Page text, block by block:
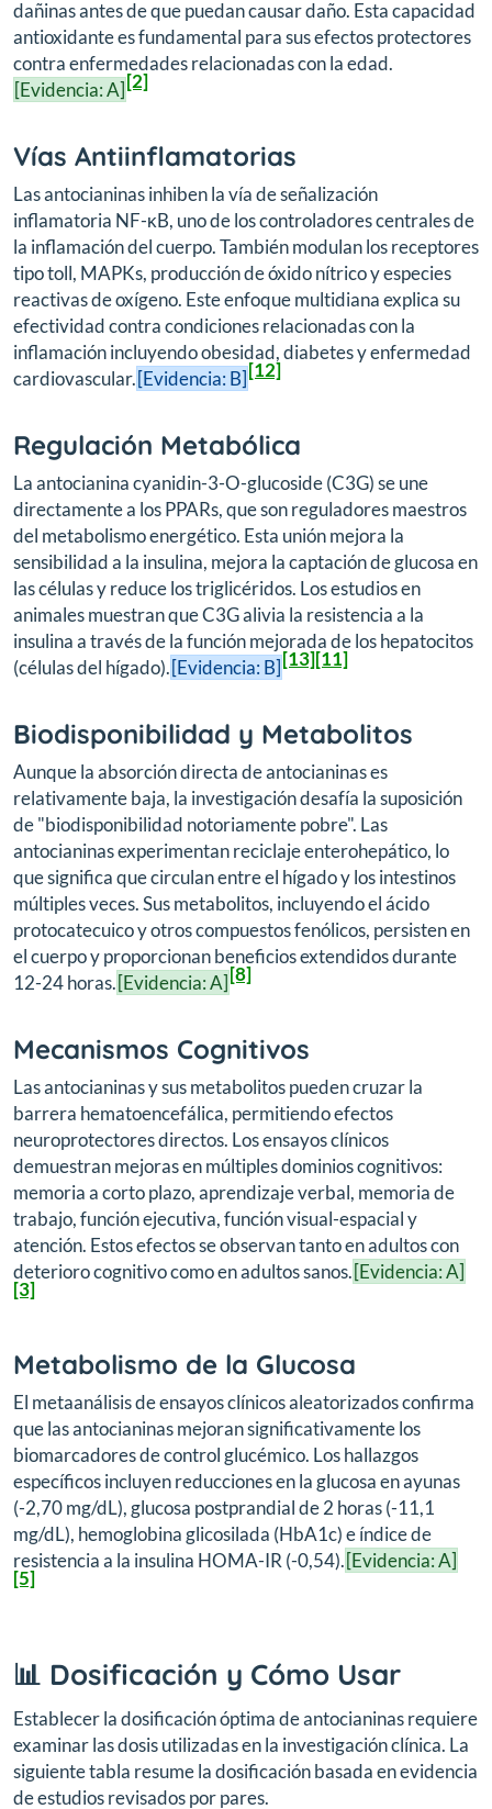
dañinas antes de que puedan causar daño. Esta capacidad
antioxidante es fundamental para sus efectos protectores
contra enfermedades relacionadas con la edad.
[Evidencia: A][2]
Vías Antiinflamatorias
Las antocianinas inhiben la vía de señalización
inflamatoria NF-κB, uno de los controladores centrales de
la inflamación del cuerpo. También modulan los receptores
tipo toll, MAPKs, producción de óxido nítrico y especies
reactivas de oxígeno. Este enfoque multidiana explica su
efectividad contra condiciones relacionadas con la
inflamación incluyendo obesidad, diabetes y enfermedad
cardiovascular.[Evidencia: B][12]
Regulación Metabólica
La antocianina cyanidin-3-O-glucoside (C3G) se une
directamente a los PPARs, que son reguladores maestros
del metabolismo energético. Esta unión mejora la
sensibilidad a la insulina, mejora la captación de glucosa en
las células y reduce los triglicéridos. Los estudios en
animales muestran que C3G alivia la resistencia a la
insulina a través de la función mejorada de los hepatocitos
(células del hígado).[Evidencia: B][13][11]
Biodisponibilidad y Metabolitos
Aunque la absorción directa de antocianinas es
relativamente baja, la investigación desafía la suposición
de "biodisponibilidad notoriamente pobre". Las
antocianinas experimentan reciclaje enterohepático, lo
que significa que circulan entre el hígado y los intestinos
múltiples veces. Sus metabolitos, incluyendo el ácido
protocatecuico y otros compuestos fenólicos, persisten en
el cuerpo y proporcionan beneficios extendidos durante
12-24 horas.[Evidencia: A][8]
Mecanismos Cognitivos
Las antocianinas y sus metabolitos pueden cruzar la
barrera hematoencefálica, permitiendo efectos
neuroprotectores directos. Los ensayos clínicos
demuestran mejoras en múltiples dominios cognitivos:
memoria a corto plazo, aprendizaje verbal, memoria de
trabajo, función ejecutiva, función visual-espacial y
atención. Estos efectos se observan tanto en adultos con
deterioro cognitivo como en adultos sanos.[Evidencia: A]
[3]
Metabolismo de la Glucosa
El metaanálisis de ensayos clínicos aleatorizados confirma
que las antocianinas mejoran significativamente los
biomarcadores de control glucémico. Los hallazgos
específicos incluyen reducciones en la glucosa en ayunas
(-2,70 mg/dL), glucosa postprandial de 2 horas (-11,1
mg/dL), hemoglobina glicosilada (HbA1c) e índice de
resistencia a la insulina HOMA-IR (-0,54).[Evidencia: A]
[5]
📊 Dosificación y Cómo Usar
Establecer la dosificación óptima de antocianinas requiere
examinar las dosis utilizadas en la investigación clínica. La
siguiente tabla resume la dosificación basada en evidencia
de estudios revisados por pares.